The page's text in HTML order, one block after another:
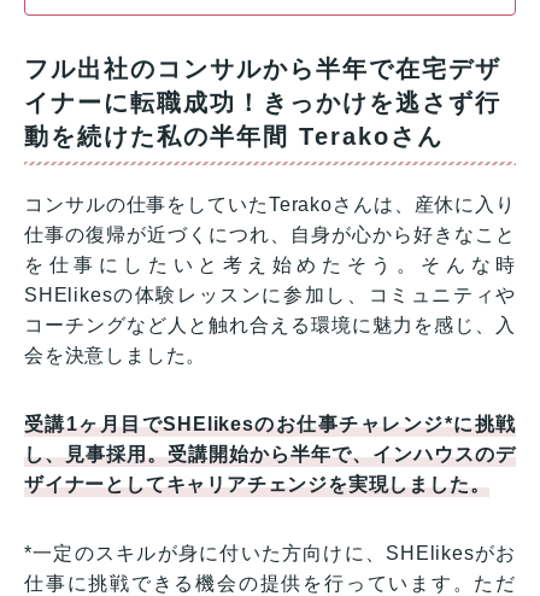
フル出社のコンサルから半年で在宅デザ
イナーに転職成功！きっかけを逃さず行
動を続けた私の半年間 Terakoさん
コンサルの仕事をしていたTerakoさんは、産休に入り
仕事の復帰が近づくにつれ、自身が心から好きなこと
を仕事にしたいと考え始めたそう。そんな時
SHElikesの体験レッスンに参加し、コミュニティや
コーチングなど人と触れ合える環境に魅力を感じ、入
会を決意しました。
受講1ヶ月目でSHElikesのお仕事チャレンジ*に挑戦
し、見事採用。受講開始から半年で、インハウスのデ
ザイナーとしてキャリアチェンジを実現しました。
*一定のスキルが身に付いた方向けに、SHElikesがお
仕事に挑戦できる機会の提供を行っています。ただ